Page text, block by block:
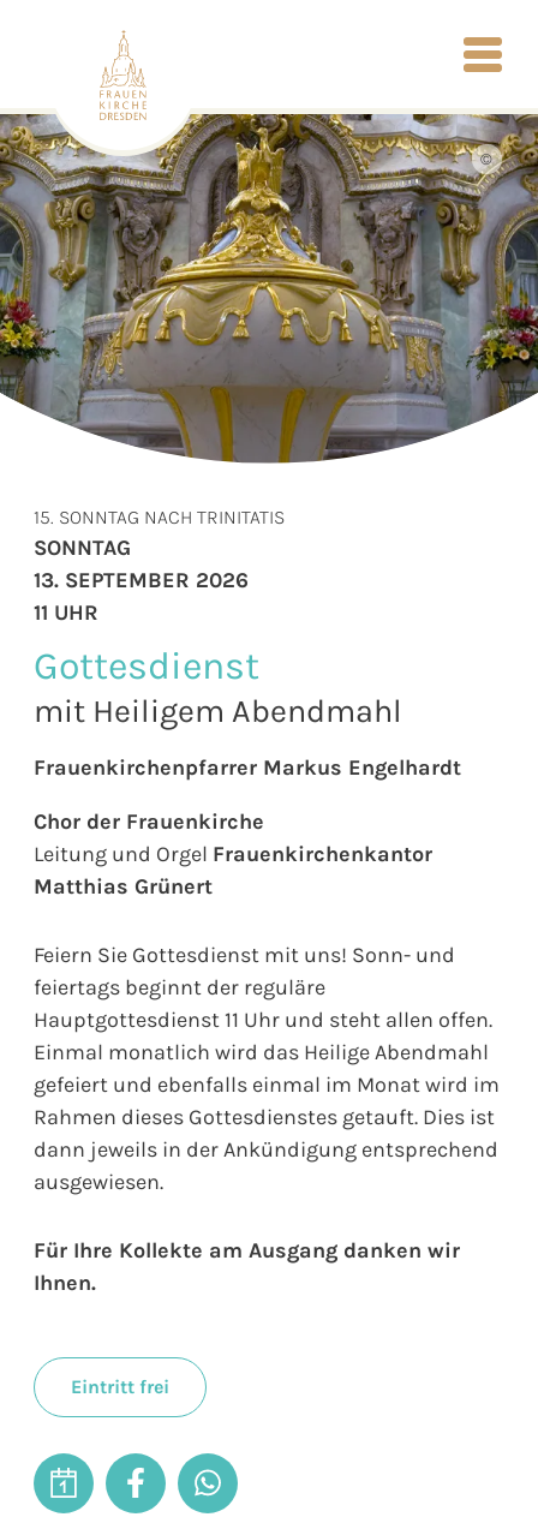
©
Gottesdienst
mit Heiligem Abendmahl
Frauenkirchenpfarrer Markus Engelhardt
Chor der Frauenkirche
Leitung und Orgel Frauenkirchenkantor
Matthias Grünert
Feiern Sie Gottesdienst mit uns! Sonn- und
feiertags beginnt der reguläre
Hauptgottesdienst 11 Uhr und steht allen offen.
Einmal monatlich wird das Heilige Abendmahl
gefeiert und ebenfalls einmal im Monat wird im
Rahmen dieses Gottesdienstes getauft. Dies ist
dann jeweils in der Ankündigung entsprechend
ausgewiesen.
Für Ihre Kollekte am Ausgang danken wir
Ihnen.
Eintritt frei
15. SONNTAG NACH TRINITATIS
SONNTAG
13. SEPTEMBER 2026
11 UHR